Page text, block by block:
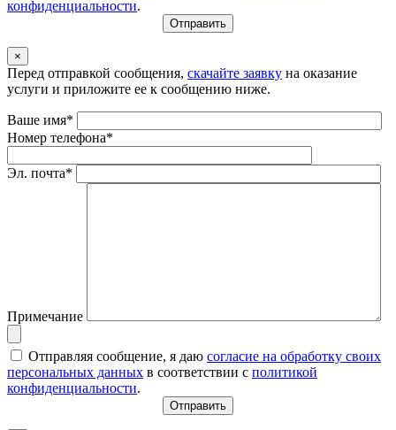
конфиденциальности.
×
Перед отправкой сообщения, скачайте заявку на оказание
услуги и приложите ее к сообщению ниже.
Ваше имя*
Номер телефона*
Эл. почта*
Примечание
Отправляя сообщение, я даю согласие на обработку своих
персональных данных в соответствии с политикой
конфиденциальности.